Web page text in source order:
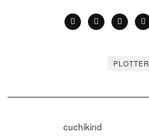
PLOTTER
cuchikind